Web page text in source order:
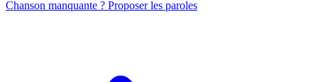
Chanson manquante ? Proposer les paroles